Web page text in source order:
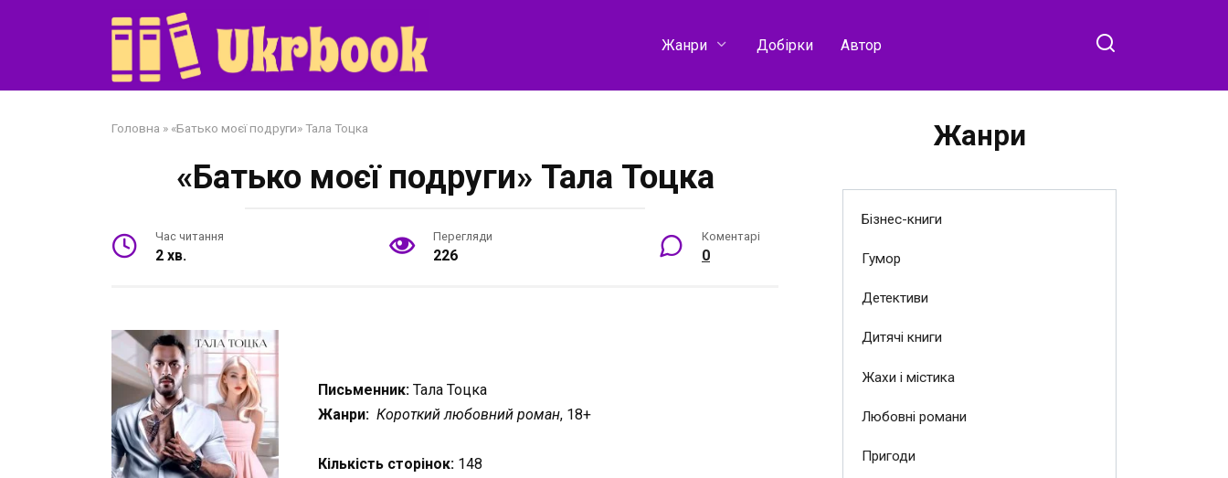
Жанри Добірки Автор
Головна » «Батько моєї подруги» Тала Тоцка
«Батько моєї подруги» Тала Тоцка
Час читання
2 хв.
Перегляди
226
Коментарі
0
Письменник: Тала Тоцка
Жанри: Короткий любовний роман, 18+
Кількість сторінок: 148
Жанри
Бізнес-книги
Гумор
Детективи
Дитячі книги
Жахи і містика
Любовні романи
Пригоди